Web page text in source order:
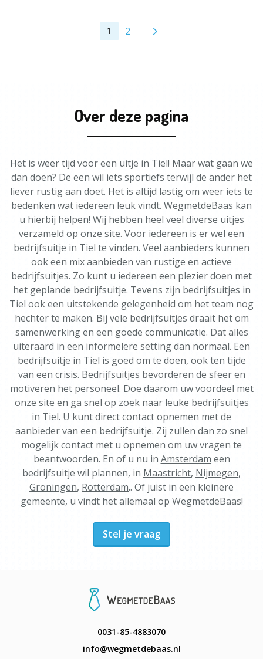
1 2
Over deze pagina
Het is weer tijd voor een uitje in Tiel! Maar wat gaan we
dan doen? De een wil iets sportiefs terwijl de ander het
liever rustig aan doet. Het is altijd lastig om weer iets te
bedenken wat iedereen leuk vindt. WegmetdeBaas kan
u hierbij helpen! Wij hebben heel veel diverse uitjes
verzameld op onze site. Voor iedereen is er wel een
bedrijfsuitje in Tiel te vinden. Veel aanbieders kunnen
ook een mix aanbieden van rustige en actieve
bedrijfsuitjes. Zo kunt u iedereen een plezier doen met
het geplande bedrijfsuitje. Tevens zijn bedrijfsuitjes in
Tiel ook een uitstekende gelegenheid om het team nog
hechter te maken. Bij vele bedrijfsuitjes draait het om
samenwerking en een goede communicatie. Dat alles
uiteraard in een informelere setting dan normaal. Een
bedrijfsuitje in Tiel is goed om te doen, ook ten tijde
van een crisis. Bedrijfsuitjes bevorderen de sfeer en
motiveren het personeel. Doe daarom uw voordeel met
onze site en ga snel op zoek naar leuke bedrijfsuitjes
in Tiel. U kunt direct contact opnemen met de
aanbieder van een bedrijfsuitje. Zij zullen dan zo snel
mogelijk contact met u opnemen om uw vragen te
beantwoorden. En of u nu in Amsterdam een
bedrijfsuitje wil plannen, in Maastricht, Nijmegen,
Groningen, Rotterdam.. Of juist in een kleinere
gemeente, u vindt het allemaal op WegmetdeBaas!
Stel je vraag
0031-85-4883070
info@wegmetdebaas.nl